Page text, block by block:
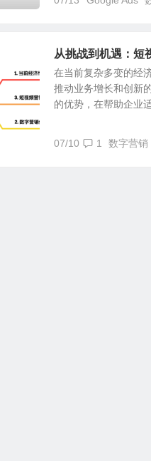
从挑战到机遇：短
在当前复杂多变的经
推动业务增长和创新
的优势，在帮助企业
07/10 1 数字营销